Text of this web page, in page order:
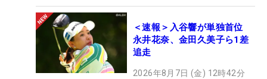
＜速報＞入谷響が単独首位
永井花奈、金田久美子ら1差
追走
2026年8月7日 (金) 12時42分